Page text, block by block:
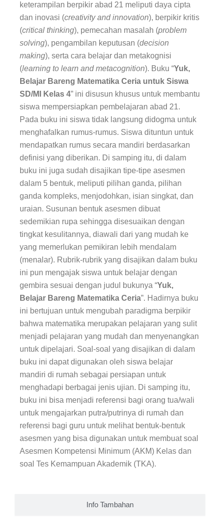
Info Tambahan
keterampilan berpikir abad 21 meliputi daya cipta
dan inovasi (creativity and innovation), berpikir kritis
(critical thinking), pemecahan masalah (problem
solving), pengambilan keputusan (decision
making), serta cara belajar dan metakognisi
(learning to learn and metacognition). Buku “Yuk,
Belajar Bareng Matematika Ceria untuk Siswa
SD/MI Kelas 4” ini disusun khusus untuk membantu
siswa mempersiapkan pembelajaran abad 21.
Pada buku ini siswa tidak langsung didogma untuk
menghafalkan rumus-rumus. Siswa dituntun untuk
mendapatkan rumus secara mandiri berdasarkan
definisi yang diberikan. Di samping itu, di dalam
buku ini juga sudah disajikan tipe-tipe asesmen
dalam 5 bentuk, meliputi pilihan ganda, pilihan
ganda kompleks, menjodohkan, isian singkat, dan
uraian. Susunan bentuk asesmen dibuat
sedemikian rupa sehingga disesuaikan dengan
tingkat kesulitannya, diawali dari yang mudah ke
yang memerlukan pemikiran lebih mendalam
(menalar). Rubrik-rubrik yang disajikan dalam buku
ini pun mengajak siswa untuk belajar dengan
gembira sesuai dengan judul bukunya “Yuk,
Belajar Bareng Matematika Ceria”. Hadirnya buku
ini bertujuan untuk mengubah paradigma berpikir
bahwa matematika merupakan pelajaran yang sulit
menjadi pelajaran yang mudah dan menyenangkan
untuk dipelajari. Soal-soal yang disajikan di dalam
buku ini dapat digunakan oleh siswa belajar
mandiri di rumah sebagai persiapan untuk
menghadapi berbagai jenis ujian. Di samping itu,
buku ini bisa menjadi referensi bagi orang tua/wali
untuk mengajarkan putra/putrinya di rumah dan
referensi bagi guru untuk melihat bentuk-bentuk
asesmen yang bisa digunakan untuk membuat soal
Asesmen Kompetensi Minimum (AKM) Kelas dan
soal Tes Kemampuan Akademik (TKA).